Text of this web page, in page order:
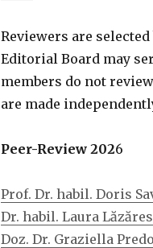
Reviewers are
Editorial Board may
members do not
are made
Peer-Review 2026
Prof. Dr. habil. Doris
Dr. habil. Laura
Doz. Dr. Graziella